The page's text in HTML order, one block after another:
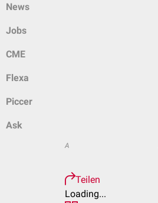
News
Jobs
CME
Flexa
Piccer
Ask
A
Teilen
Loading...